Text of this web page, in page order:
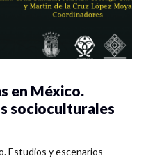
en México.
socioculturales
Estudios y escenarios